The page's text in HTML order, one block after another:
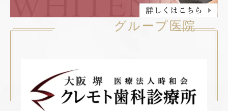
グループ医院